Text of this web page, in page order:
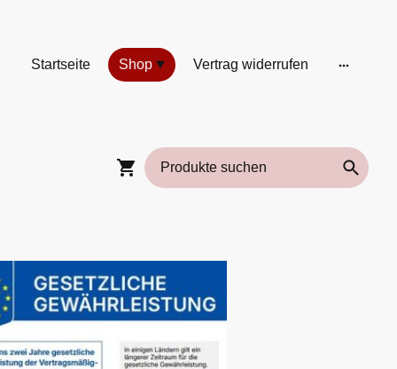
Startseite Shop Vertrag widerrufen